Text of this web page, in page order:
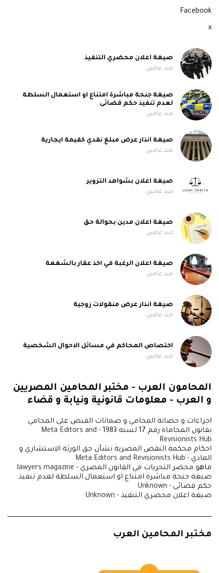
Facebook
x
صيغة اعلان محضري التنفيذ
منذ عامين
صيغة جنحة مباشرة امتناع او استعمال السلطة
لعدم تنفيذ حكم قضائى
منذ عامين
صيغة انذار عرض مبلغ نقدي كقيمة ايجارية
منذ عامين
صيغة اعلان بشواهد التزوير
منذ عامين
صيغة اعلان مدين بحوالة حق
منذ عامين
صيغة اعلان الرغبة في اخذ عقار بالشغعة
منذ عامين
صيغة انذار عرض منقولات زوجية
منذ عامين
اختصاص المحاكم في مسائل الاحوال الشخصية
منذ عامين
المحامون العرب - مختبر المحامين المصريين
و العرب - معلومات قانونية ونيابة و قضاء
اجراءات و حصانة المحامي و ضمانات القبض على المحامي
بقانون المحاماة رقم 17 لسنه 1983
- Meta Editors and
Revisionists Hub
احكام محكمة النقض المصرية بشأن حق الورثة الاستشاري و
المادي - Meta Editors and Revisionists Hub
ماهو محضر التحريات في القانون المصري - lawyers magazine
صيغة جنحة مباشرة امتناع او استعمال السلطة لعدم تنفيذ
حكم قضائى - Unknown
صيغة اعلان محضري التنفيذ - Unknown
مختبر المحامين العرب